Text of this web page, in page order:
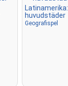
Latinamerika:
huvudstäder
Geografispel